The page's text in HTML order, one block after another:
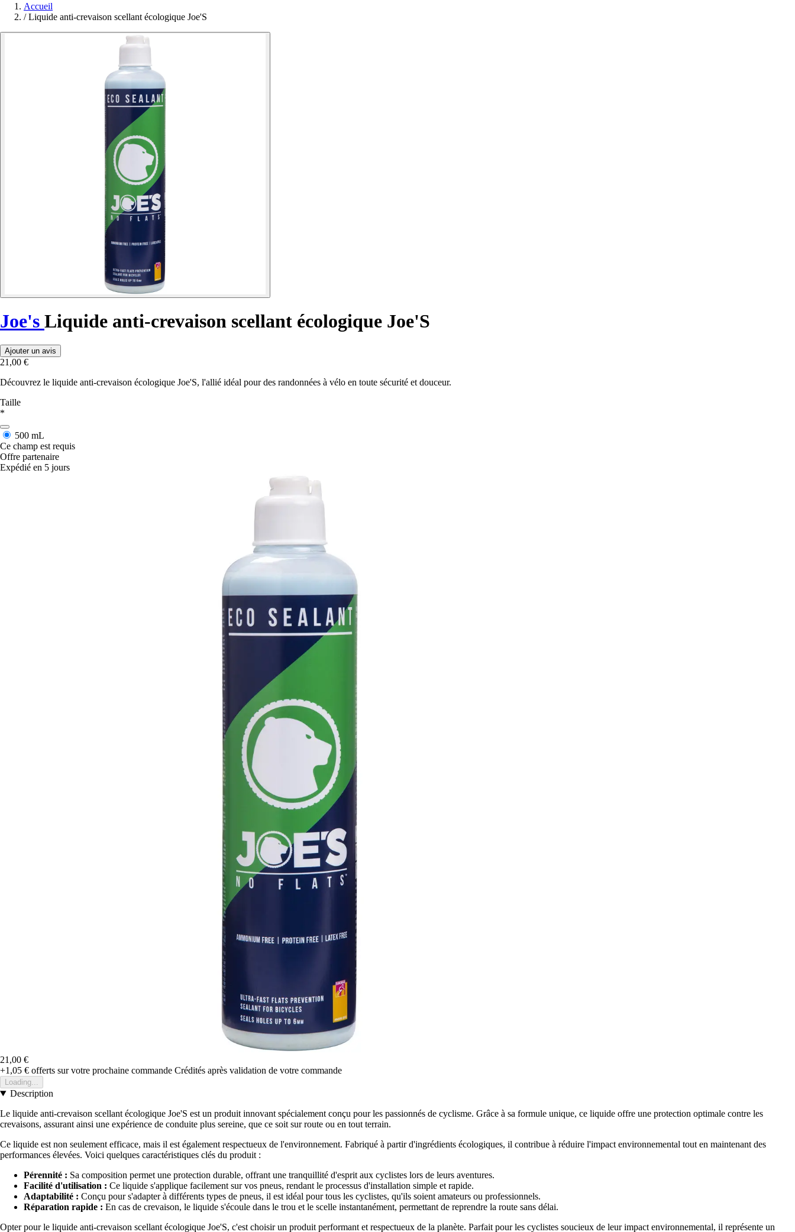
Accueil
/ Liquide anti-crevaison scellant écologique Joe'S
Joe's Liquide anti-crevaison scellant écologique Joe'S
Ajouter un avis
21,00 €
Découvrez le liquide anti-crevaison écologique Joe'S, l'allié idéal pour des randonnées à vélo en toute sécurité et douceur.
Taille
*
500 mL
Ce champ est requis
Offre partenaire
Expédié en 5 jours
21,00 €
+1,05 € offerts sur votre prochaine commande Crédités après validation de votre commande
Loading...
Description
Le liquide anti-crevaison scellant écologique Joe'S est un produit innovant spécialement conçu pour les passionnés de cyclisme. Grâce à sa formule unique, ce liquide offre une protection optimale contre les
crevaisons, assurant ainsi une expérience de conduite plus sereine, que ce soit sur route ou en tout terrain.
Ce liquide est non seulement efficace, mais il est également respectueux de l'environnement. Fabriqué à partir d'ingrédients écologiques, il contribue à réduire l'impact environnemental tout en maintenant des
performances élevées. Voici quelques caractéristiques clés du produit :
Pérennité : Sa composition permet une protection durable, offrant une tranquillité d'esprit aux cyclistes lors de leurs aventures.
Facilité d'utilisation : Ce liquide s'applique facilement sur vos pneus, rendant le processus d'installation simple et rapide.
Adaptabilité : Conçu pour s'adapter à différents types de pneus, il est idéal pour tous les cyclistes, qu'ils soient amateurs ou professionnels.
Réparation rapide : En cas de crevaison, le liquide s'écoule dans le trou et le scelle instantanément, permettant de reprendre la route sans délai.
Opter pour le liquide anti-crevaison scellant écologique Joe'S, c'est choisir un produit performant et respectueux de la planète. Parfait pour les cyclistes soucieux de leur impact environnemental, il représente un